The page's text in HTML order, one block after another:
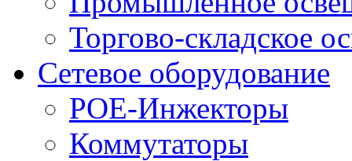
Торгово-складское
Сетевое оборудование
POE-Инжекторы
Коммутаторы